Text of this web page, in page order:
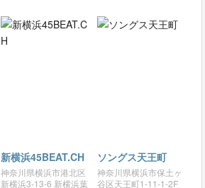
新横浜45BEAT.CH
神奈川県横浜市港北区
新横浜3-13-6 新横浜葉
ソングス天王町
神奈川県横浜市保土ヶ
谷区天王町1-11-1-2F